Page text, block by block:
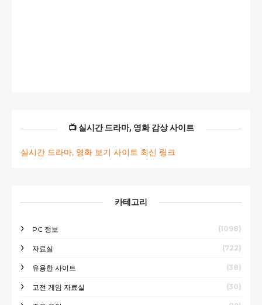
📺 실시간 드라마, 영화 감상 사이트
실시간 드라마, 영화 보기 사이트 최신 링크
카테고리
PC 정보 (1098)
자료실 (722)
유용한 사이트 (38)
고전 게임 자료실 (30)